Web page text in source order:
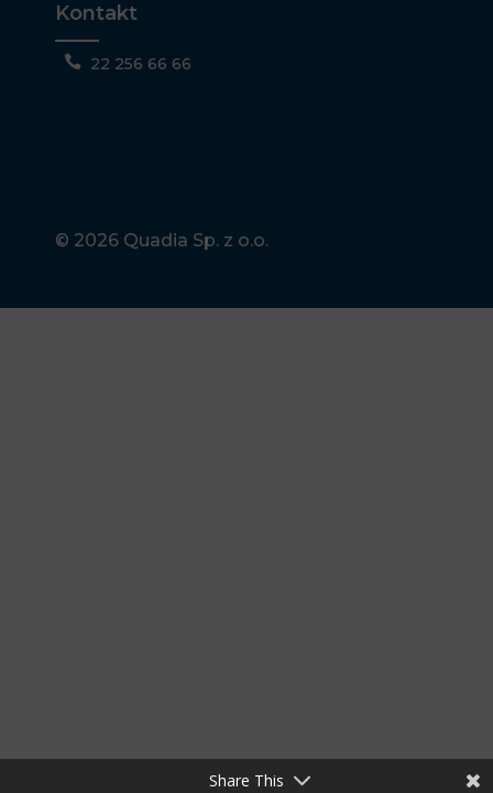
Kontakt
 22 256 66 66
© 2026 Quadia Sp. z o.o.
Share This